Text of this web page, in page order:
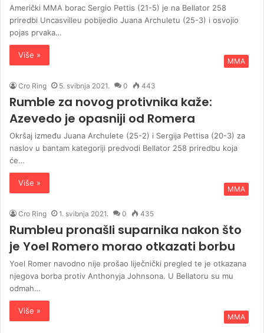
Američki MMA borac Sergio Pettis (21-5) je na Bellator 258
priredbi Uncasvilleu pobijedio Juana Archuletu (25-3) i osvojio
pojas prvaka…
Više »
MMA
Cro Ring 5. svibnja 2021. 0 443
Rumble za novog protivnika kaže:
Azevedo je opasniji od Romera
Okršaj između Juana Archulete (25-2) i Sergija Pettisa (20-3) za
naslov u bantam kategoriji predvodi Bellator 258 priredbu koja
će…
Više »
MMA
Cro Ring 1. svibnja 2021. 0 435
Rumbleu pronašli suparnika nakon što
je Yoel Romero morao otkazati borbu
Yoel Romer navodno nije prošao liječnički pregled te je otkazana
njegova borba protiv Anthonyja Johnsona. U Bellatoru su mu
odmah…
Više »
MMA